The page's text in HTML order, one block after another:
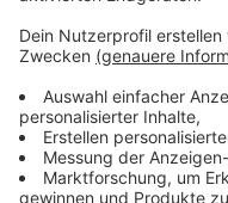
Verpass' nichts
ANTENNE
Lifestyle oder
Zum